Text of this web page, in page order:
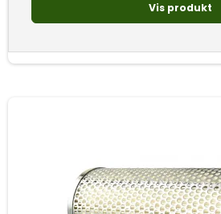
Vis produkt